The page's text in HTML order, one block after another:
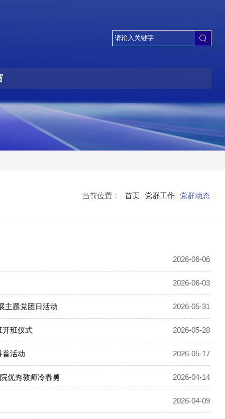
当前位置： 首页 党群工作 党群动态
2026-06-06
2026-06-03
主题党团日活动 2026-05-31
开班仪式 2026-05-28
普活动 2026-05-17
优秀教师冷春勇 2026-04-14
2026-04-09